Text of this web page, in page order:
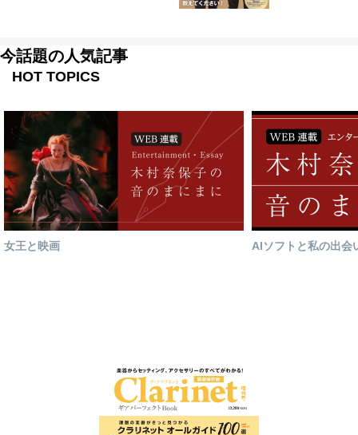
今話題の人気記事
HOT TOPICS
女王と映画 AIソフトと私の出会